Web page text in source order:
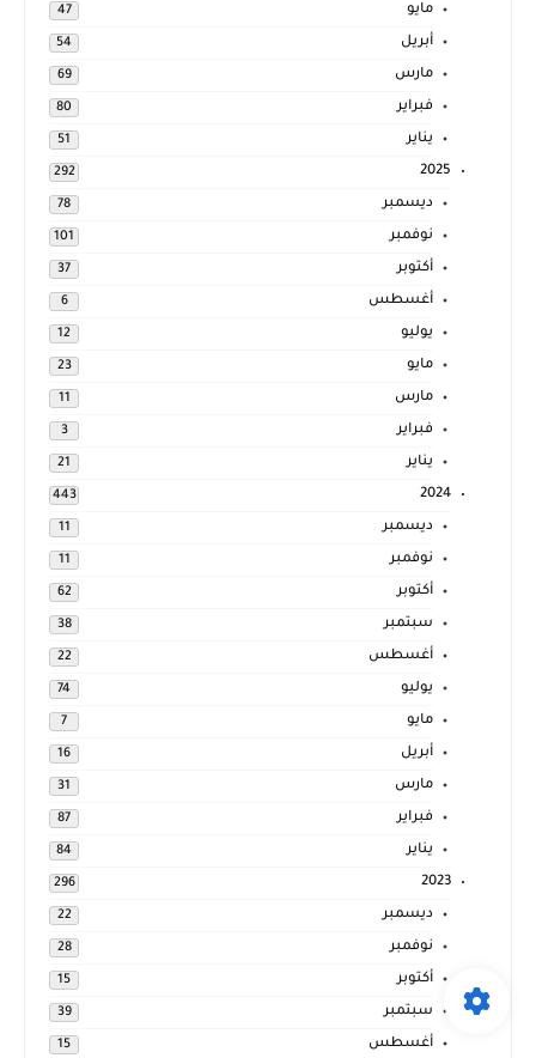
مايو 47
أبريل 54
مارس 69
فبراير 80
يناير 51
2025
292
ديسمبر 78
نوفمبر 101
أكتوبر 37
أغسطس 6
يوليو 12
مايو 23
مارس 11
فبراير 3
يناير 21
2024
443
ديسمبر 11
نوفمبر 11
أكتوبر 62
سبتمبر 38
أغسطس 22
يوليو 74
مايو 7
أبريل 16
مارس 31
فبراير 87
يناير 84
2023
296
ديسمبر 22
نوفمبر 28
أكتوبر 15
سبتمبر 39
أغسطس 15